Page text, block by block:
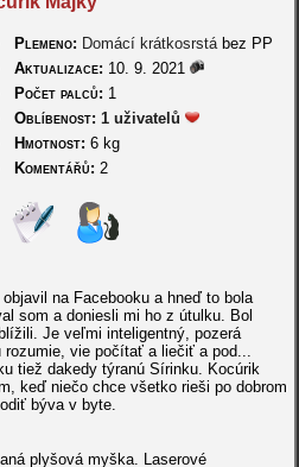
Plemeno: Domácí krátkosrstábez PP
Aktualizace: 10. 9. 2021
Počet palců: 1
Oblíbenost: 1 uživatelů
Hmotnost: 6 kg
Komentářů: 2
na Facebooku a hneď to bola
som a doniesli mi ho z útulku. Bol
Je veľmi inteligentný, pozerá
rozumie, vie počítať a liečiť a pod...
tiež dakedy týranú Sírinku. Kocúrik
keď niečo chce všetko rieši po dobrom
býva v byte.
plyšová myška. Laserové